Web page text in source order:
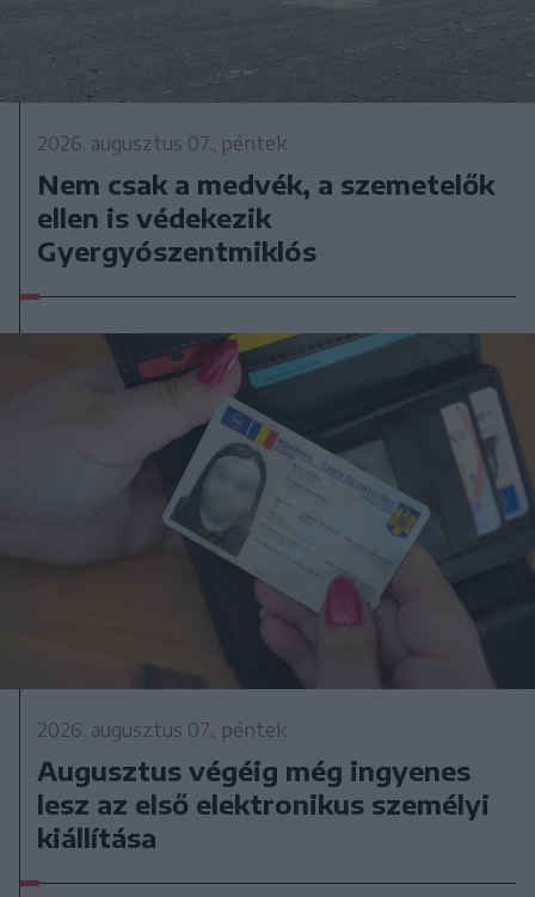
2026. augusztus 07., péntek
Nem csak a medvék, a szemetelők
ellen is védekezik
Gyergyószentmiklós
2026. augusztus 07., péntek
Augusztus végéig még ingyenes
lesz az első elektronikus személyi
kiállítása